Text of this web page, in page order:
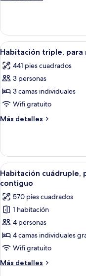
para
fumadores
(Run
of
House)
individual,
para
no
(Run
of
Abrir
todas
las
fotos
de
Habitación
triple,
para
fumadores,
en
edificio
contiguo
5
Habitación triple,
441 pies cuadrados
3 personas
3 camas individuales
Wifi gratuito
Más detalles
Más
triple,
para
no
fumadores,
edificio
contiguo
Abrir
todas
las
fotos
de
Habitación
cuádruple,
para
no
fumadores,
5
Habitación cuádruple,
contiguo
570 pies cuadrados
1 habitación
4 personas
4 camas individuales
Wifi gratuito
Más detalles
Más